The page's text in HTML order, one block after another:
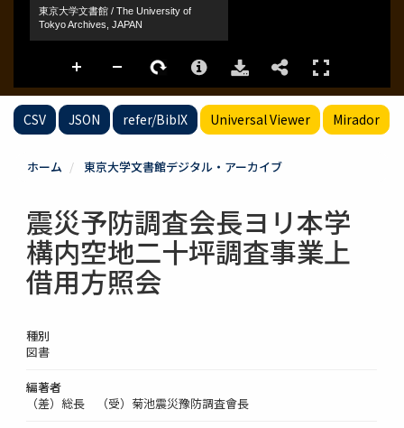
CSV JSON refer/BibIX Universal Viewer Mirador
ホーム 東京大学文書館デジタル・アーカイブ
震災予防調査会長ヨリ本学
構内空地二十坪調査事業上
借用方照会
種別
図書
編著者
（差）総長 （受）菊池震災豫防調査會長